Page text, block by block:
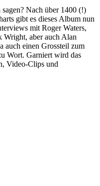
Nach über 1400 (!)
gibt es dieses Album nun
mit Roger Waters,
aber auch Alan
auch einen Grossteil zum
Wort. Garniert wird das
Video-Clips und